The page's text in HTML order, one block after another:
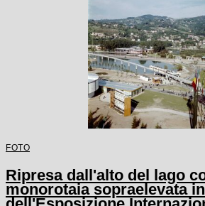
FOTO
Ripresa dall'alto del lago
monorotaia sopraelevata